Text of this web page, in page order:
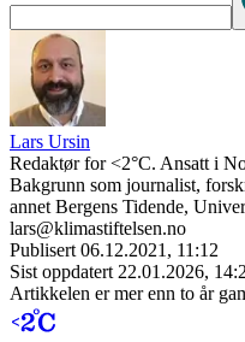
Lars Ursin
Redaktør for <2°C. Ansatt i
Bakgrunn som journalist,
annet Bergens Tidende,
lars@klimastiftelsen.no
Publisert 06.12.2021, 11:12
Sist oppdatert 22.01.2026,
Artikkelen er mer enn to år